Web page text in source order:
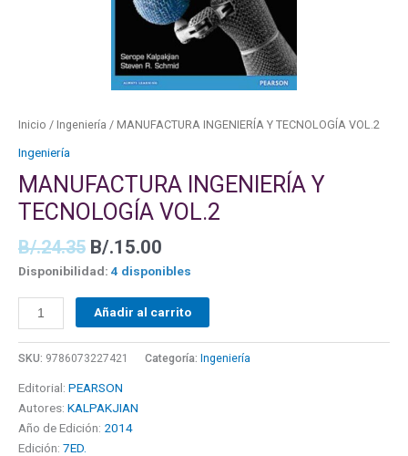
Inicio / Ingeniería / MANUFACTURA INGENIERÍA Y TECNOLOGÍA VOL.2
Ingeniería
MANUFACTURA INGENIERÍA Y
TECNOLOGÍA VOL.2
B/.24.35 B/.15.00
Disponibilidad: 4 disponibles
Añadir al carrito
SKU: 9786073227421 Categoría: Ingeniería
Editorial: PEARSON
Autores: KALPAKJIAN
Año de Edición: 2014
Edición: 7ED.